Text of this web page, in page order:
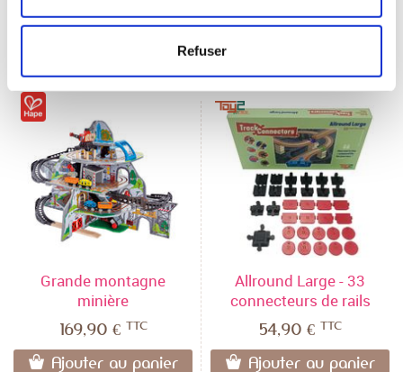
Refuser
Grande montagne
minière
169,90 € TTC
Ajouter au panier
Allround Large - 33
connecteurs de rails
54,90 € TTC
Ajouter au panier